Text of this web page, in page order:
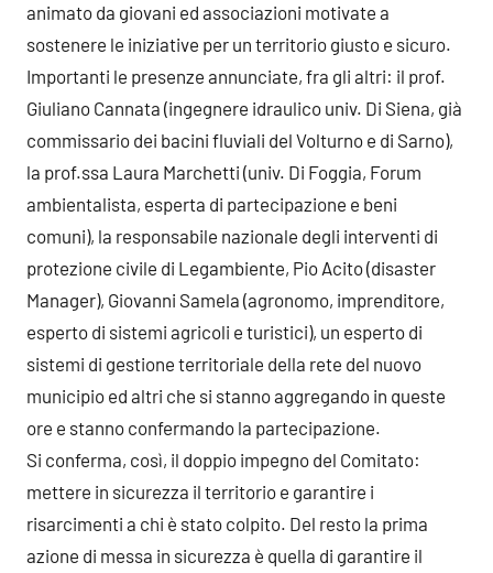
animato da giovani ed associazioni motivate a
sostenere le iniziative per un territorio giusto e sicuro.
Importanti le presenze annunciate, fra gli altri: il prof.
Giuliano Cannata (ingegnere idraulico univ. Di Siena, già
commissario dei bacini fluviali del Volturno e di Sarno),
la prof.ssa Laura Marchetti (univ. Di Foggia, Forum
ambientalista, esperta di partecipazione e beni
comuni), la responsabile nazionale degli interventi di
protezione civile di Legambiente, Pio Acito (disaster
Manager), Giovanni Samela (agronomo, imprenditore,
esperto di sistemi agricoli e turistici), un esperto di
sistemi di gestione territoriale della rete del nuovo
municipio ed altri che si stanno aggregando in queste
ore e stanno confermando la partecipazione.
Si conferma, così, il doppio impegno del Comitato:
mettere in sicurezza il territorio e garantire i
risarcimenti a chi è stato colpito. Del resto la prima
azione di messa in sicurezza è quella di garantire il